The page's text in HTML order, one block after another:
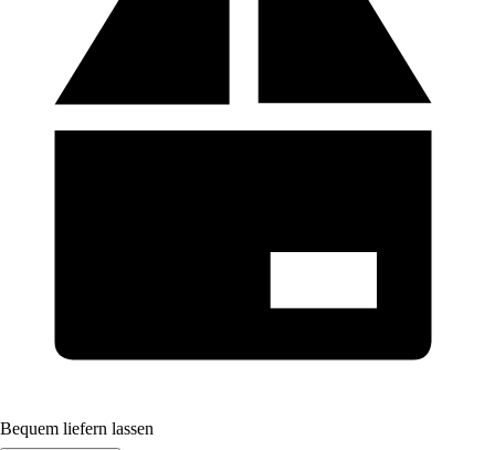
Bequem liefern lassen